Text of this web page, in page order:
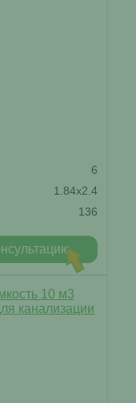
6
1.84x2.4
136
10 м3
канализации